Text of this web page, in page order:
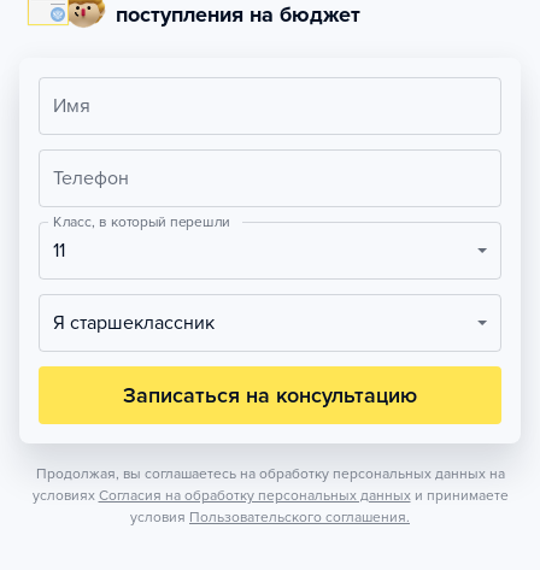
поступления на бюджет
Имя
Телефон
Класс, в который перешли
11
Я старшеклассник
Записаться на консультацию
Продолжая, вы соглашаетесь на обработку персональных данных на
условиях Согласия на обработку персональных данных и принимаете
условия Пользовательского соглашения.